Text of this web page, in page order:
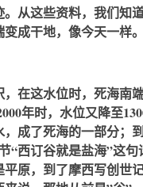
从这些资料，我们知
成干地，像今天一样
在这水位时，死海南
年时，水位又降至
成了死海的一部分；
“西订谷就是盐海”这
原，到了摩西写创世